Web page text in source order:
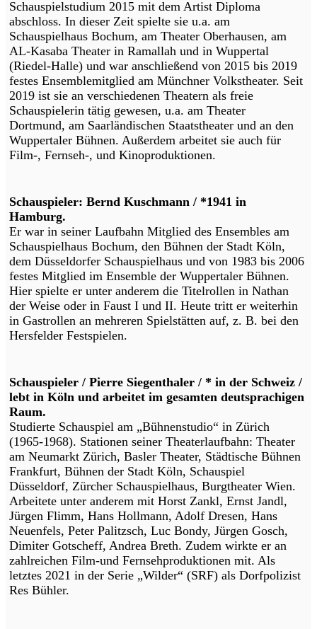
Schauspielstudium 2015 mit dem Artist Diploma
abschloss. In dieser Zeit spielte sie u.a. am
Schauspielhaus Bochum, am Theater Oberhausen, am
AL-Kasaba Theater in Ramallah und in Wuppertal
(Riedel-Halle) und war anschließend von 2015 bis 2019
festes Ensemblemitglied am Münchner Volkstheater. Seit
2019 ist sie an verschiedenen Theatern als freie
Schauspielerin tätig gewesen, u.a. am Theater
Dortmund, am Saarländischen Staatstheater und an den
Wuppertaler Bühnen. Außerdem arbeitet sie auch für
Film-, Fernseh-, und Kinoproduktionen.
Schauspieler: Bernd Kuschmann / *1941 in
Hamburg.
Er war in seiner Laufbahn Mitglied des Ensembles am
Schauspielhaus Bochum, den Bühnen der Stadt Köln,
dem Düsseldorfer Schauspielhaus und von 1983 bis 2006
festes Mitglied im Ensemble der Wuppertaler Bühnen.
Hier spielte er unter anderem die Titelrollen in Nathan
der Weise oder in Faust I und II. Heute tritt er weiterhin
in Gastrollen an mehreren Spielstätten auf, z. B. bei den
Hersfelder Festspielen.
Schauspieler / Pierre Siegenthaler / * in der Schweiz /
lebt in Köln und arbeitet im gesamten deutsprachigen
Raum.
Studierte Schauspiel am „Bühnenstudio“ in Zürich
(1965-1968). Stationen seiner Theaterlaufbahn: Theater
am Neumarkt Zürich, Basler Theater, Städtische Bühnen
Frankfurt, Bühnen der Stadt Köln, Schauspiel
Düsseldorf, Zürcher Schauspielhaus, Burgtheater Wien.
Arbeitete unter anderem mit Horst Zankl, Ernst Jandl,
Jürgen Flimm, Hans Hollmann, Adolf Dresen, Hans
Neuenfels, Peter Palitzsch, Luc Bondy, Jürgen Gosch,
Dimiter Gotscheff, Andrea Breth. Zudem wirkte er an
zahlreichen Film-und Fernsehproduktionen mit. Als
letztes 2021 in der Serie „Wilder“ (SRF) als Dorfpolizist
Res Bühler.